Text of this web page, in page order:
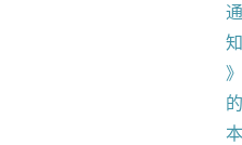
通
知
》
的
本